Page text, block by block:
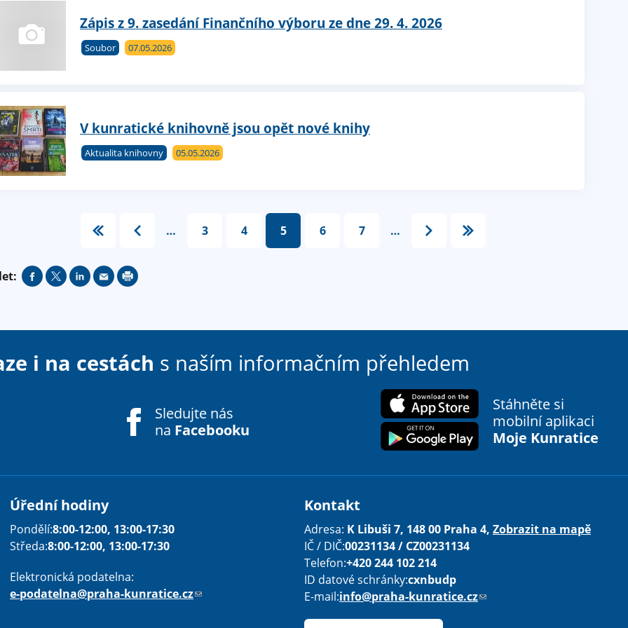
Zápis z 9. zasedání Finančního výboru ze dne 29. 4. 2026
Soubor 07.05.2026
V kunratické knihovně jsou opět nové knihy
Aktualita knihovny 05.05.2026
… 3 4 5 6 7 …
i na cestách s naším informačním přehledem
Sledujte nás
na Facebooku
Stáhněte si
mobilní aplikaci
Moje Kunratice
Úřední hodiny
Pondělí:8:00-12:00, 13:00-17:30
Středa:8:00-12:00, 13:00-17:30
Elektronická podatelna:
e-podatelna@praha-kunratice.cz(
Kontakt
Adresa: K Libuši 7, 148 00 Praha 4, Zobrazit na mapě
IČ / DIČ:00231134 / CZ00231134
Telefon:+420 244 102 214
ID datové schránky:cxnbudp
E-mail:info@praha-kunratice.cz(